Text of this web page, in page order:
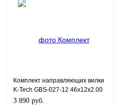
Комплект направляющих вилки
K-Tech GBS-027-12 46x12x2.00
3 890 руб.